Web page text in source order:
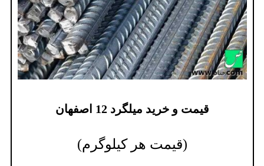
قیمت و خرید میلگرد 12 اصفهان
(قیمت هر کیلوگرم)